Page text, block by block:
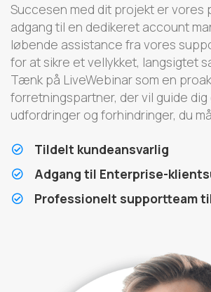
Succesen med dit projekt er vores
adgang til en dedikeret account
løbende assistance fra vores
for at sikre et vellykket, langsigtet
Tænk på LiveWebinar som en
forretningspartner, der vil guide dig
udfordringer og forhindringer, du
Tildelt kundeansvarlig
Adgang til Enterprise-
Professionelt supportteam